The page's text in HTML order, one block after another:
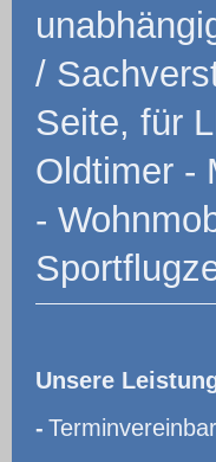
/
Seite, für
Oldtimer -
-
Unsere
-